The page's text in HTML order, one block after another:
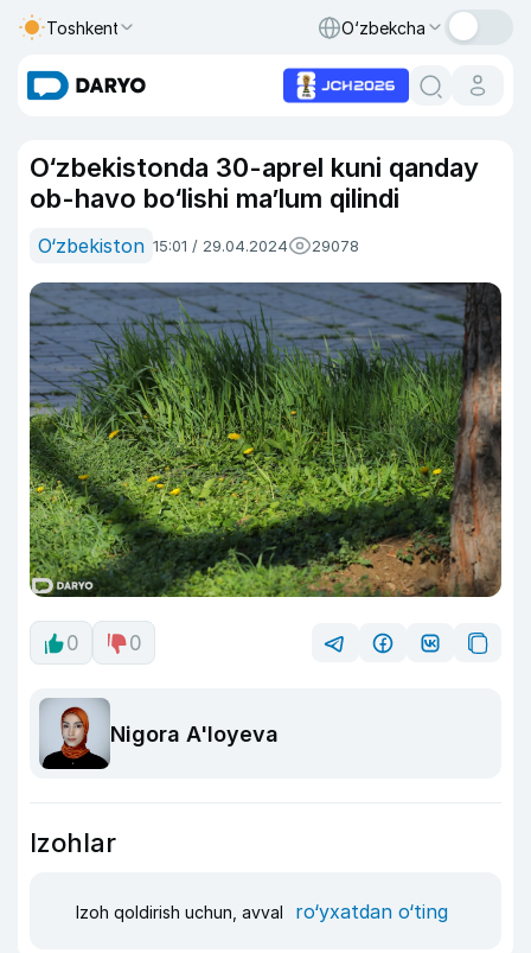
Toshkent O‘zbekcha
O‘zbekistonda 30-aprel kuni qanday
ob-havo bo‘lishi ma’lum qilindi
O‘zbekiston 15:01 / 29.04.2024 29078
0 0
Nigora A'loyeva
Izohlar
Izoh qoldirish uchun, avval ro‘yxatdan o‘ting